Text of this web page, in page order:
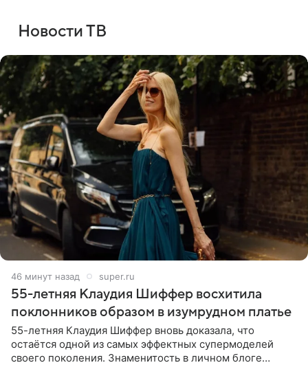
Новости ТВ
47 минут назад super.ru
55-летняя Клаудия Шиффер восхитила
поклонников образом в изумрудном платье
55-летняя Клаудия Шиффер вновь доказала, что
остаётся одной из самых эффектных супермоделей
своего поколения. Знаменитость в личном блоге